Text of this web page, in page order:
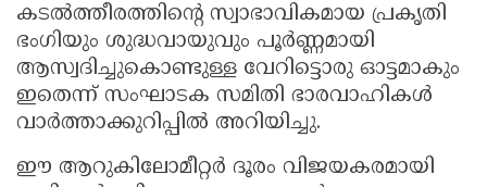
കടൽത്തീരത്തിന്റെ സ്വാഭാവികമായ പ്രകൃതി
ഭംഗിയും ശുദ്ധവായുവും പൂർണ്ണമായി
ആസ്വദിച്ചുകൊണ്ടുള്ള വേറിട്ടൊരു ഓട്ടമാകും
ഇതെന്ന് സംഘാടക സമിതി ഭാരവാഹികൾ
വാർത്താക്കുറിപ്പിൽ അറിയിച്ചു.
ഈ ആറുകിലോമീറ്റർ ദൂരം വിജയകരമായി